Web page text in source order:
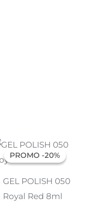
PROMO -20%
PROMO -20%
GEL POLISH 050
Royal Red 8ml
O
preço
original
6,91 €.
O
preço
atual
5,53 €.